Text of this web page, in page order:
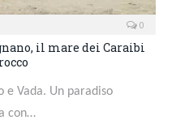
0
il mare dei Caraibi
e Vada. Un paradiso
con…